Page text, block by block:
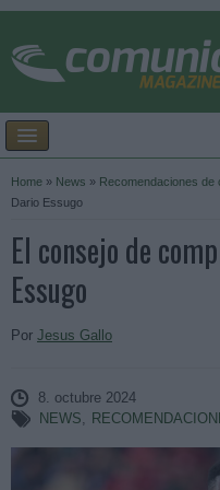
Home » News » Recomendaciones de
Dario Essugo
El consejo de
Essugo
Por Jesus Gallo
8. octubre 2024
NEWS,